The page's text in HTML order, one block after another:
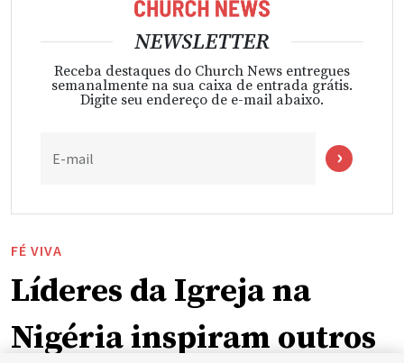
NEWSLETTER
Receba destaques do Church News entregues
semanalmente na sua caixa de entrada grátis.
Digite seu endereço de e-mail abaixo.
E-mail
FÉ VIVA
Líderes da Igreja na
Nigéria inspiram outros